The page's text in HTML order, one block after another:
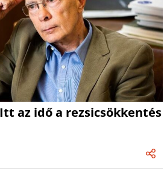
az idő a rezsicsökkentés